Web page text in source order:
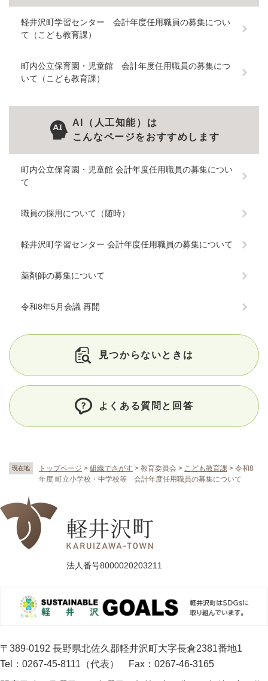
現在地 トップページ > 組織でさがす > 教育委員会 > こども教育課 > 令和8
年度 町立小学校・中学校等 会計年度任用職員の募集について
軽井沢町学習センター 会計年度任用職員の募集につい
て（こども教育課）
町内公立保育園・児童館 会計年度任用職員の募集につ
いて（こども教育課）
AI（人工知能）は
こんなページをおすすめします
町内公立保育園・児童館 会計年度任用職員の募集につい
て
職員の採用について（随時）
軽井沢町学習センター 会計年度任用職員の募集について
薬剤師の募集について
令和8年5月会議 再開
見つからないときは
よくある質問と回答
法人番号8000020203211
〒389-0192 長野県北佐久郡軽井沢町大字長倉2381番地1
Tel：0267-45-8111（代表）
Fax：0267-46-3165